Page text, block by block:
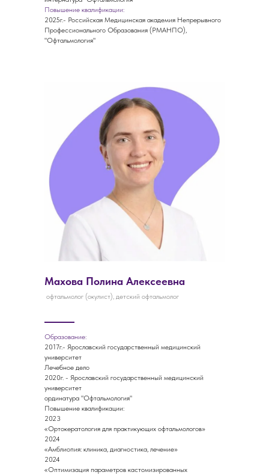
Повышение квалификации:
2025г.- Российская Медицинская академия Непрерывного
Профессионального Образования (РМАНПО),
"Офтальмология"
Махова Полина Алексеевна
офтальмолог (окулист), детский офтальмолог
Образование:
2017г.- Ярославский государственный медицинский
университет
Лечебное дело
2020г. - Ярославский государственный медицинский
университет
ординатура "Офтальмология"
Повышение квалификации:
2023
«Ортокератология для практикующих офтальмологов»
2024
«Амблиопия: клиника, диагностика, лечение»
2024
«Оптимизация параметров кастомизированных